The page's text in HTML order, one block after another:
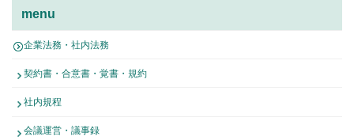
menu
企業法務・社内法務
契約書・合意書・覚書・規約
社内規程
会議運営・議事録